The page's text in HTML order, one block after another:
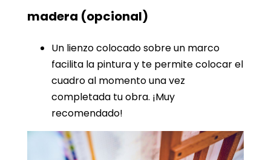
madera (opcional)
Un lienzo colocado sobre un marco
facilita la pintura y te permite colocar el
cuadro al momento una vez
completada tu obra. ¡Muy
recomendado!